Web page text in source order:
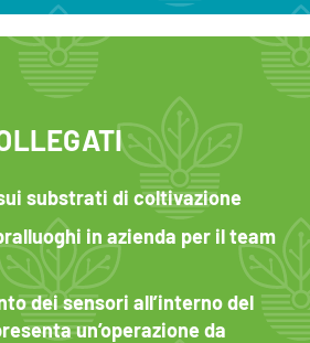
substrati di coltivazione
in azienda per il team
dei sensori all’interno del
un’operazione da